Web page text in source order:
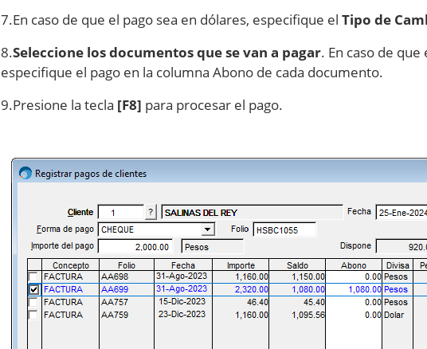
7.En caso de que el pago sea en dólares, especifique el Tipo de
8.Seleccione los documentos que se van a pagar. En caso de
especifique el pago en la columna Abono de cada documento.
9.Presione la tecla [F8] para procesar el pago.